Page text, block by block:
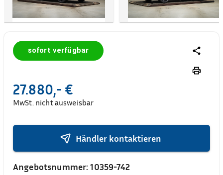
sofort verfügbar
27.880,- €
MwSt. nicht ausweisbar
Händler kontaktieren
Angebotsnummer:10359-742